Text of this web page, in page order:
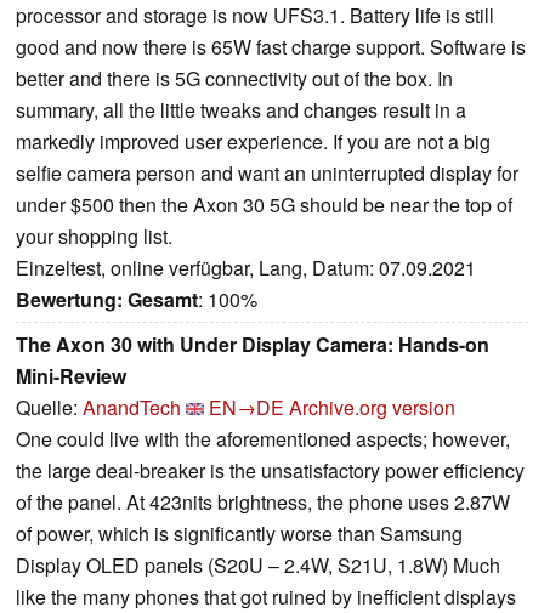
processor and storage is now UFS3.1. Battery life is still
good and now there is 65W fast charge support. Software is
better and there is 5G connectivity out of the box. In
summary, all the little tweaks and changes result in a
markedly improved user experience. If you are not a big
selfie camera person and want an uninterrupted display for
under $500 then the Axon 30 5G should be near the top of
your shopping list.
Einzeltest, online verfügbar, Lang, Datum: 07.09.2021
Bewertung: Gesamt: 100%
The Axon 30 with Under Display Camera: Hands-on
Mini-Review
Quelle: AnandTech EN→DE Archive.org version
One could live with the aforementioned aspects; however,
the large deal-breaker is the unsatisfactory power efficiency
of the panel. At 423nits brightness, the phone uses 2.87W
of power, which is significantly worse than Samsung
Display OLED panels (S20U – 2.4W, S21U, 1.8W) Much
like the many phones that got ruined by inefficient displays